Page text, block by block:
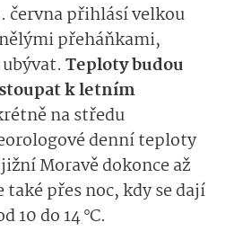
června přihlásí velkou
přeháňkami,
Teploty budou
k letním
na středu
denní teploty
Moravě dokonce až
také přes noc, kdy se dají
10 do 14 °C.